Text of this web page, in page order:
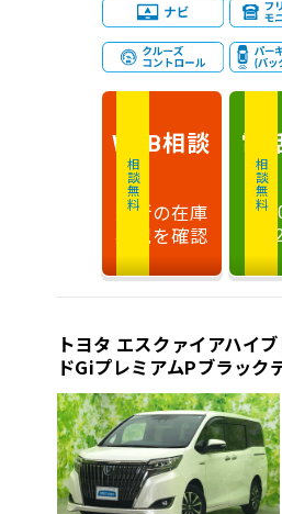
相談無料
WEB相談
最新の在庫
状況を確認
相談無料
電
トヨタ エスクァイアハイ
ドGiプレミアムPブラック